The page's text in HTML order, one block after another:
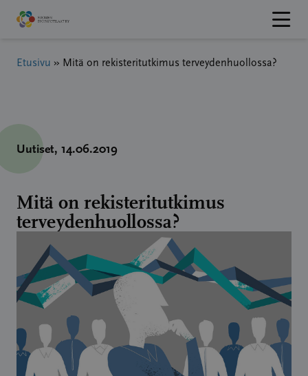
Hyppää
sisältöön
Etusivu » Mitä on rekisteritutkimus terveydenhuollossa?
Uutiset, 14.06.2019
Mitä on rekisteritutkimus
terveydenhuollossa?